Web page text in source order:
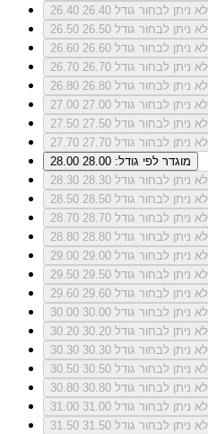
26.40
לא ניתן לבחור גודל 26.40
26.50
לא ניתן לבחור גודל 26.50
26.60
לא ניתן לבחור גודל 26.60
26.70
לא ניתן לבחור גודל 26.70
26.80
לא ניתן לבחור גודל 26.80
27.00
לא ניתן לבחור גודל 27.00
27.50
לא ניתן לבחור גודל 27.50
27.70
לא ניתן לבחור גודל 27.70
28.00
מוגדר לפי גודל: 28.00
28.30
לא ניתן לבחור גודל 28.30
28.50
לא ניתן לבחור גודל 28.50
28.70
לא ניתן לבחור גודל 28.70
28.80
לא ניתן לבחור גודל 28.80
29.00
לא ניתן לבחור גודל 29.00
29.50
לא ניתן לבחור גודל 29.50
29.60
לא ניתן לבחור גודל 29.60
30.00
לא ניתן לבחור גודל 30.00
30.20
לא ניתן לבחור גודל 30.20
30.30
לא ניתן לבחור גודל 30.30
30.50
לא ניתן לבחור גודל 30.50
30.80
לא ניתן לבחור גודל 30.80
31.00
לא ניתן לבחור גודל 31.00
31.50
לא ניתן לבחור גודל 31.50